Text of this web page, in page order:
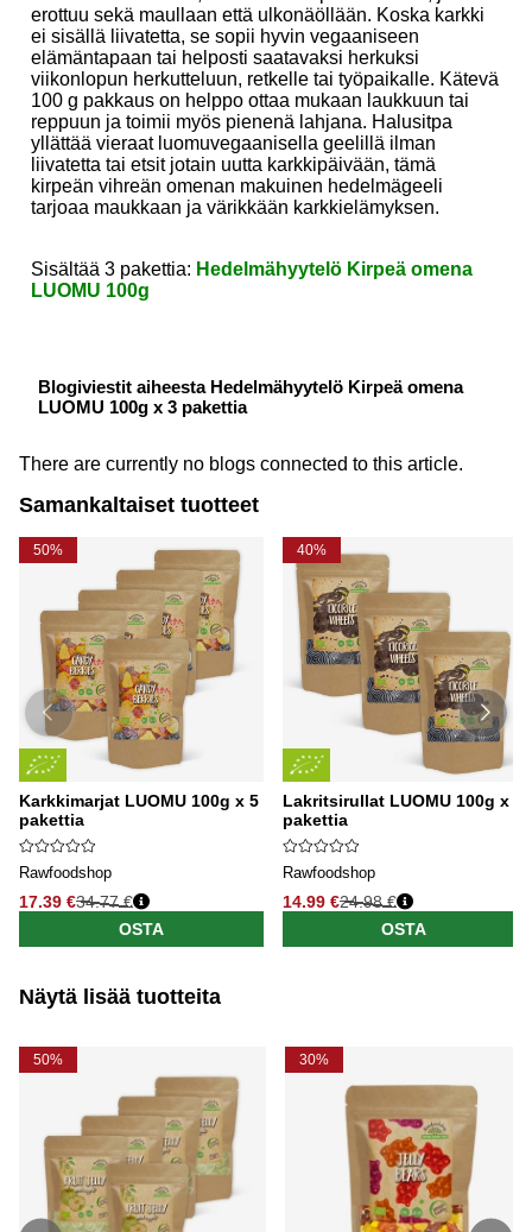
erottuu sekä maullaan että ulkonäöllään. Koska karkki
ei sisällä liivatetta, se sopii hyvin vegaaniseen
elämäntapaan tai helposti saatavaksi herkuksi
viikonlopun herkutteluun, retkelle tai työpaikalle. Kätevä
100 g pakkaus on helppo ottaa mukaan laukkuun tai
reppuun ja toimii myös pienenä lahjana. Halusitpa
yllättää vieraat luomuvegaanisella geelillä ilman
liivatetta tai etsit jotain uutta karkkipäivään, tämä
kirpeän vihreän omenan makuinen hedelmägeeli
tarjoaa maukkaan ja värikkään karkkielämyksen.
Sisältää 3 pakettia: Hedelmähyytelö Kirpeä omena
LUOMU 100g
Blogiviestit aiheesta Hedelmähyytelö Kirpeä omena
LUOMU 100g x 3 pakettia
There are currently no blogs connected to this article.
Samankaltaiset tuotteet
50%
Karkkimarjat LUOMU 100g x 5
pakettia
Rawfoodshop
17.39 €34.77 €
OSTA
40%
Lakritsirullat LUOMU 100g x 3
pakettia
Rawfoodshop
14.99 €24.98 €
OSTA
Näytä lisää tuotteita
50% 30%